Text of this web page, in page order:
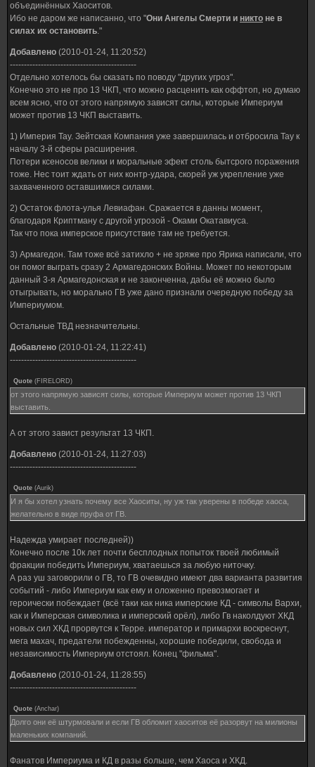
объединённых Хаоситов.
Ибо не даром же написанно, что "Они Ангелы Смерти и никто не в
силах их остановить."
Добавлено (2010-01-24, 11:20:52)
---------------------------------------------
Отдельно хотелось бы сказать по поводу "других угроз".
Конечно это не про 13 ЧКП, что можно расценить как оффтоп, но думаю
всем ясно, что от этого напрямую зависят силы, которые Империум
может против 13 ЧКП выставить.
1) Империя Тау. Зейтская Компания уже завершилась и отбросила Тау к
началу 3-й сферы расширения.
Потери ксеносов велики и моральные эфект столь бытсрого поражения
тоже. Нес тоит ждать от них контр-удара, скорей уж укрепление уже
захваченного оставшимися силами.
2) Остаток флота-улья Левиафан. Сражается в данны момент,
благодаря Криптману с другой угрозой - Оками Окатавиуса.
Так что пока имперское присутствие там не требуется.
3) Армагедон. Там тоже всё затихло + не зряже про Ярика написали, что
он помог выграть сразу 2 Армагедонских Войны. Может по некоторым
данный 3-я Армагедонская и не законченна, дабы её можно было
отыгрывать, но морально ГВ уже дано признали очередную победу за
Империумом.
Остальные ТВД незначительны.
Добавлено (2010-01-24, 11:22:41)
---------------------------------------------
Quote (FIRELORD)
от этого напрямую зависят силы, которые Империум может против 13 ЧКП
выставить.
А от этого завист результат 13 ЧКП.
Добавлено (2010-01-24, 11:27:03)
---------------------------------------------
Quote (Aurik)
И я бы хотел узнать почему все Хаоситы, ну уж так уверены в победе хаоса,
желательно в виде пруфа от ГВ.
Надежда умирает последней))
Конечно после 10к лет почти бесплодных попыток твоей любимый
фракции победить Империум, хватаешься за любую ниточку.
А раз уш заговорили о ГВ, то ГВ очевидно имеют два варианта развития
событий - либо Империум как ему и оложенно превозмогает и
героически побеждает (всё таки как ника имперские КД - символы Вархи,
как и Имперская символика и имперский орёл), либо Гв наколдуют ХКД
новых сил ХКД прорвутся к Терре. император и примархи воскреснут,
мега махач, предатели побежденны, хорошие победили, свобода и
независимость Империум отстоял. Конец "фильма".
Добавлено (2010-01-24, 11:28:55)
---------------------------------------------
Quote (Anchar)
Долго они её штурмовали и если ГВ обломит хаоситов её разорвут на милионы
маленьких компаний.
Фанатов Империума и КД в разы больше, чем Хаоса и ХКД.